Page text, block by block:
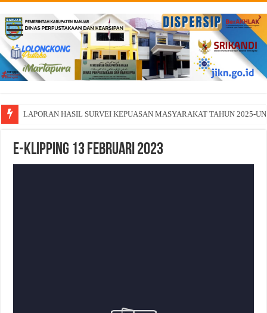
LAPORAN HASIL SURVEI KEPUASAN MASYARAKAT TAHUN 2025-
E-Klipping 13 Februari 2023